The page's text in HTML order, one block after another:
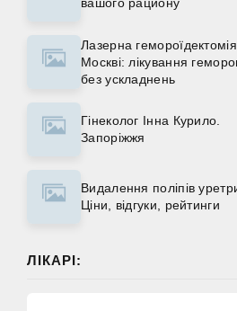
Лазерна
Москві: лікування
без ускладнень
Гінеколог Інна Курило.
Запоріжжя
Видалення поліпів
Ціни, відгуки, рейтинги
ЛІКАРІ: